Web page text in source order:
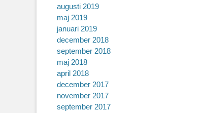
augusti 2019
maj 2019
januari 2019
december 2018
september 2018
maj 2018
april 2018
december 2017
november 2017
september 2017